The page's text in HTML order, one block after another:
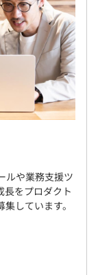
ルや業務支援ツ
長をプロダクト
しています。